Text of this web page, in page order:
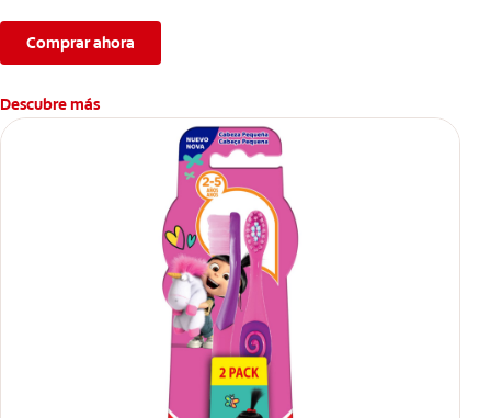
Comprar ahora
Descubre más